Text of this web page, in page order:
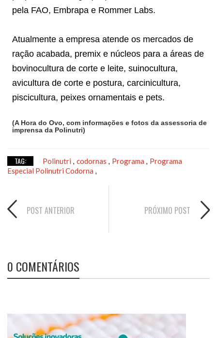
pela FAO, Embrapa e Rommer Labs.
Atualmente a empresa atende os mercados de
ração acabada, premix e núcleos para a áreas de
bovinocultura de corte e leite, suinocultura,
avicultura de corte e postura, carcinicultura,
piscicultura, peixes ornamentais e pets.
(A Hora do Ovo, com informações e fotos da assessoria de
imprensa da Polinutri)
TAG: Polinutri , codornas , Programa , Programa
Especial Polinutri Codorna ,
POST ANTERIOR PRÓXIMO POST
0 COMENTÁRIOS